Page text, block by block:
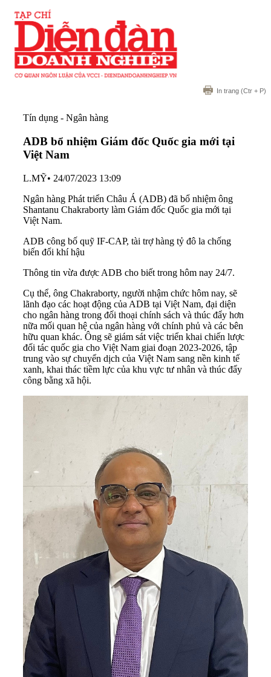
In trang (Ctr + P)
Tín dụng - Ngân hàng
ADB bổ nhiệm Giám đốc Quốc gia mới tại
Việt Nam
L.MỸ• 24/07/2023 13:09
Ngân hàng Phát triển Châu Á (ADB) đã bổ nhiệm ông
Shantanu Chakraborty làm Giám đốc Quốc gia mới tại
Việt Nam.
ADB công bố quỹ IF-CAP, tài trợ hàng tỷ đô la chống
biến đổi khí hậu
Thông tin vừa được ADB cho biết trong hôm nay 24/7.
Cụ thể, ông Chakraborty, người nhậm chức hôm nay, sẽ
lãnh đạo các hoạt động của ADB tại Việt Nam, đại diện
cho ngân hàng trong đối thoại chính sách và thúc đẩy hơn
nữa mối quan hệ của ngân hàng với chính phủ và các bên
hữu quan khác. Ông sẽ giám sát việc triển khai chiến lược
đối tác quốc gia cho Việt Nam giai đoạn 2023-2026, tập
trung vào sự chuyển dịch của Việt Nam sang nền kinh tế
xanh, khai thác tiềm lực của khu vực tư nhân và thúc đẩy
công bằng xã hội.